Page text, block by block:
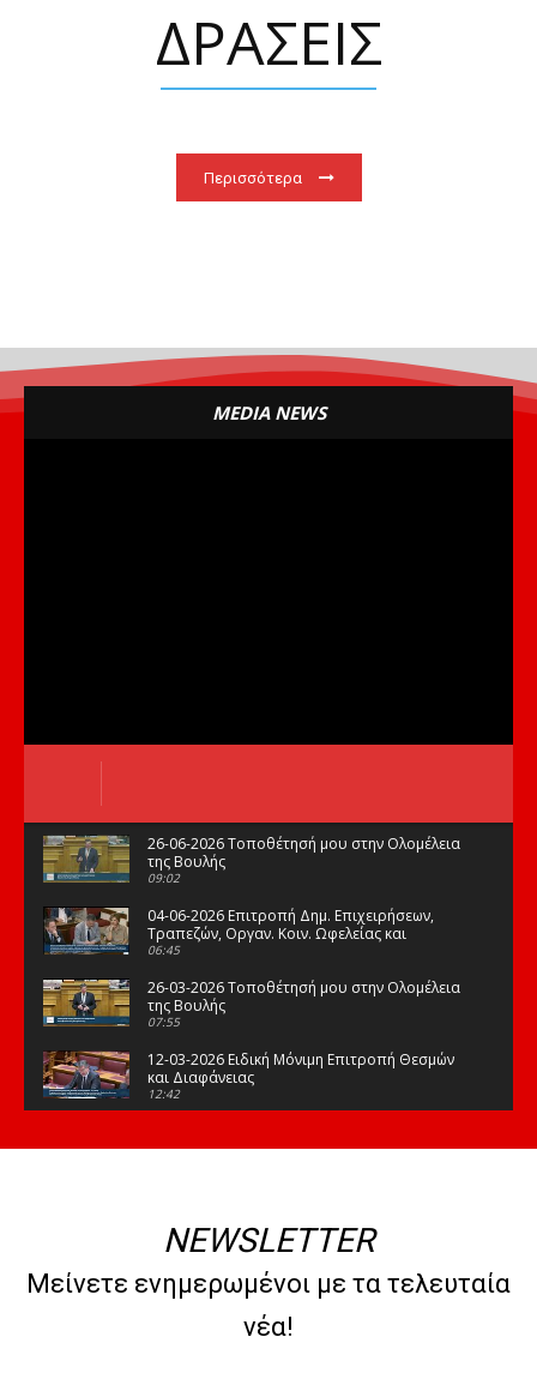
ΔΡΑΣΕΙΣ
Περισσότερα
MEDIA NEWS
26-06-2026 Τοποθέτησή μου στην Ολομέλεια
της Βουλής
09:02
04-06-2026 Επιτροπή Δημ. Επιχειρήσεων,
Τραπεζών, Οργαν. Κοιν. Ωφελείας και
Φορέων Κοινων. Ασφάλισης
06:45
26-03-2026 Τοποθέτησή μου στην Ολομέλεια
της Βουλής
07:55
12-03-2026 Ειδική Μόνιμη Επιτροπή Θεσμών
και Διαφάνειας
12:42
της Βουλής
08:47
10-02-2026 Διαρκής Επιτροπή Μορφωτικών
Υποθέσεων
NEWSLETTER
Μείνετε ενημερωμένοι με τα τελευταία
νέα!